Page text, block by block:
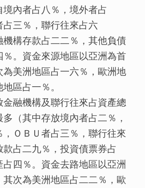
境內者占八％，境外者占
占三％，聯行往來占六
機構存款占二二％，其他負債
％。資金來源地區以亞洲為首
為美洲地區占一六％，歐洲地
區占一％。
金融機構及聯行往來占資產總
（其中存放境內者占二％，
，ＯＢＵ者占三％，聯行往來
款占二九％，投資債票券占
四％。資金去路地區以亞洲
其次為美洲地區占二二％，歐